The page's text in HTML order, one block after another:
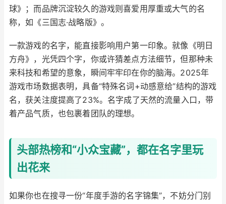
球》；而品牌沉淀较久的游戏则喜爱用厚重或大气的名
称，如《三国志·战略版》。
一款游戏的名字，能直接影响用户第一印象。就像《明日
方舟》，光凭四个字，你或许猜差点方法细节，但那种未
来科技和希望的意象，瞬间牢牢印在你的脑海。2025年
游戏市场数据表明，具备“特殊名词+动感意给”结构的游戏
名，获关注度提高了23%。名字成了天然的流量入口，带
着产品气质，也包裹着团队的理想。
头部热榜和“小众宝藏”，都在名字里玩
出花来
如果你也在搜寻一份“年度手游的名字锦集”，不妨分门别